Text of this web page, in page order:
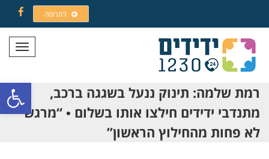
פתח
לתרומה
תפריט
רמת שלמה: תינוק ננעל בשגגה ברכב,
מתנדבי ידידים חילצו אותו בשלום • “מרגש
לא פחות מהחילוץ הראשון”